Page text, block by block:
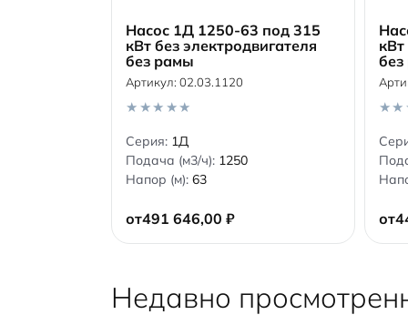
Насос 1Д 1250-63 под 315
кВт без электродвигателя
без рамы
от491 646,00 ₽
Артикул: 02.03.1120
0
o
u
t
o
5
Серия: 1Д
Подача (м3/ч): 1250
Напор (м): 63
кВт
от
0
o
u
t
o
5
Недавно